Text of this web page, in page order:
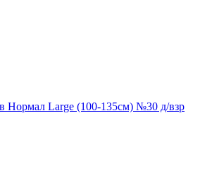
Нормал Large (100-135см) №30 д/взр